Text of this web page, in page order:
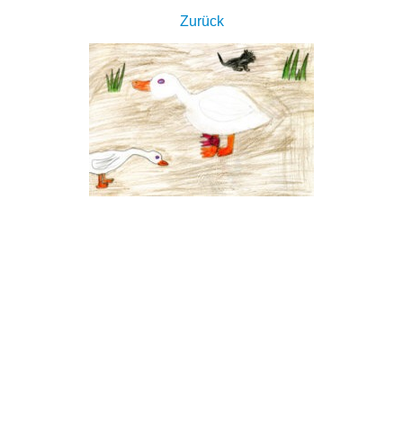
Zurück